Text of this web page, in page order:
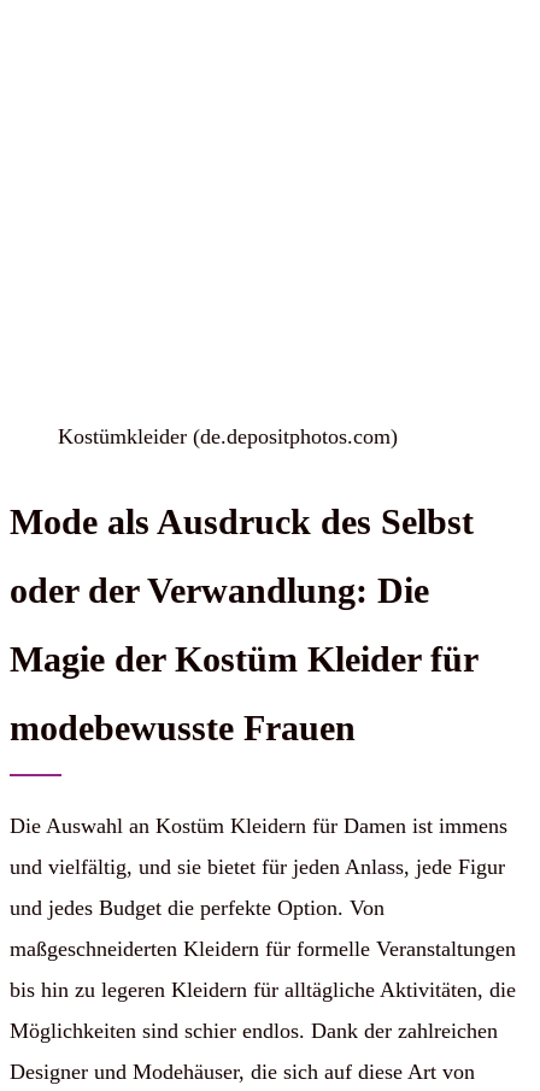
Kostümkleider (de.depositphotos.com)
Mode als Ausdruck des Selbst
oder der Verwandlung: Die
Magie der Kostüm Kleider für
modebewusste Frauen
Die Auswahl an Kostüm Kleidern für Damen ist immens
und vielfältig, und sie bietet für jeden Anlass, jede Figur
und jedes Budget die perfekte Option. Von
maßgeschneiderten Kleidern für formelle Veranstaltungen
bis hin zu legeren Kleidern für alltägliche Aktivitäten, die
Möglichkeiten sind schier endlos. Dank der zahlreichen
Designer und Modehäuser, die sich auf diese Art von